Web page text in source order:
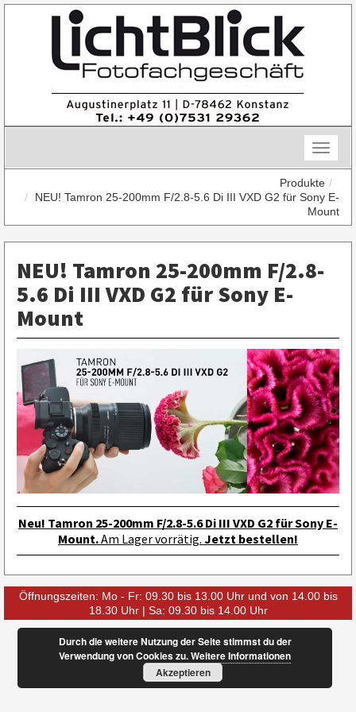
Toggle
Produkte
NEU! Tamron 25-200mm F/2.8-5.6 Di III VXD G2 für Sony E-
Mount
NEU! Tamron 25-200mm F/2.8-
5.6 Di III VXD G2 für Sony E-
Mount
Neu! Tamron 25-200mm F/2.8-5.6 Di III VXD G2 für Sony E-
Mount.Am Lager vorrätig. Jetzt bestellen!
Öffnungszeiten: Mo - Fr: 09.30 bis 13.00 Uhr und von 14.00 bis
18.30 Uhr | Sa: 09.30 bis 14.00 Uhr
Durch die weitere Nutzung der Seite stimmst du der
Verwendung von Cookies zu.Weitere Informationen
Akzeptieren